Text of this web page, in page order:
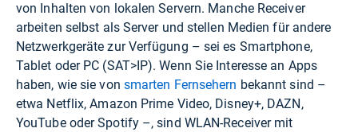
von Inhalten von lokalen Servern. Manche Receiver
arbeiten selbst als Server und stellen Medien für andere
Netzwerkgeräte zur Verfügung – sei es Smartphone,
Tablet oder PC (SAT>IP). Wenn Sie Interesse an Apps
haben, wie sie von smarten Fernsehern bekannt sind –
etwa Netflix, Amazon Prime Video, Disney+, DAZN,
YouTube oder Spotify –, sind WLAN-Receiver mit